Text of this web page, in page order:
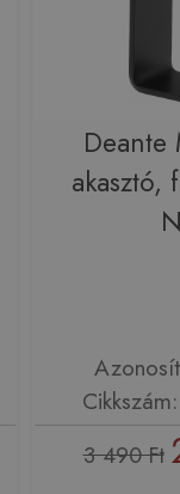
Deante
akasztó,
3 490 Ft